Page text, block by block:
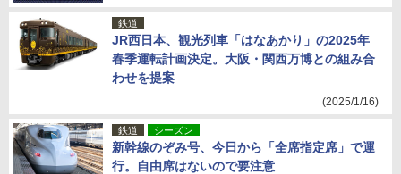
鉄道
JR西日本、観光列車「はなあかり」の2025年
春季運転計画決定。大阪・関西万博との組み合
わせを提案
(2025/1/16)
鉄道 シーズン
新幹線のぞみ号、今日から「全席指定席」で運
行。自由席はないので要注意